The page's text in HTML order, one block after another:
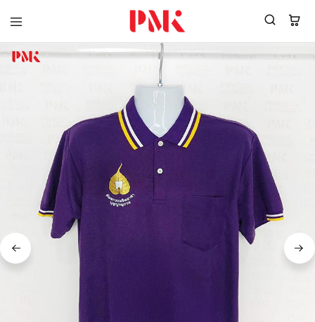
PMK
Polomaker
ผู้
แบรนด์
เสื้อ
ยูนิฟอร์ม
พร้อม
โลโก้
ผู้
ผลิต
เสื้อ
ยูนิฟอร์ม
มาตรฐาน
ISO9001
อุตสาหกรรม
เขียว
ระดับ